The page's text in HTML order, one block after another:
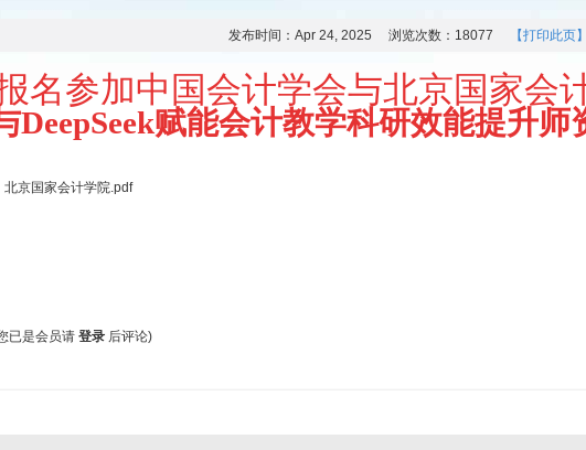
发布时间： Apr 24, 2025 浏览次数： 18077 【打印此页】
参加中国会计学会与北京国家会
DeepSeek赋能会计教学科研效能提升师
京国家会计学院.pdf
已是会员请 登录 后评论)